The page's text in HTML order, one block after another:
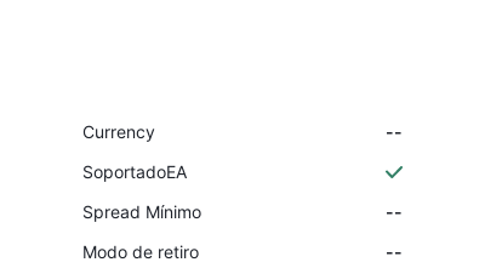
Currency
--
SoportadoEA
Spread Mínimo
--
Modo de retiro
--